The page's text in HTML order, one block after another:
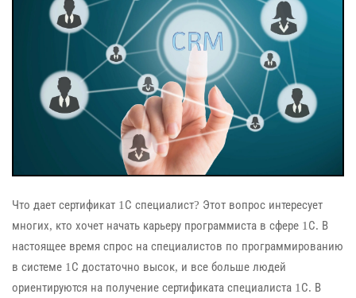
Что дает сертификат 1С специалист? Этот вопрос интересует
многих, кто хочет начать карьеру программиста в сфере 1С. В
настоящее время спрос на специалистов по программированию
в системе 1С достаточно высок, и все больше людей
ориентируются на получение сертификата специалиста 1С. В